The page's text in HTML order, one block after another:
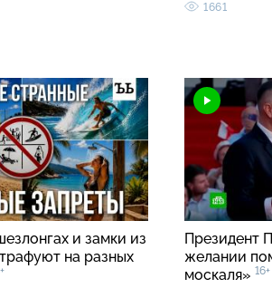
1661
и замки из
на разных
Президент
желании
москаля» 16+